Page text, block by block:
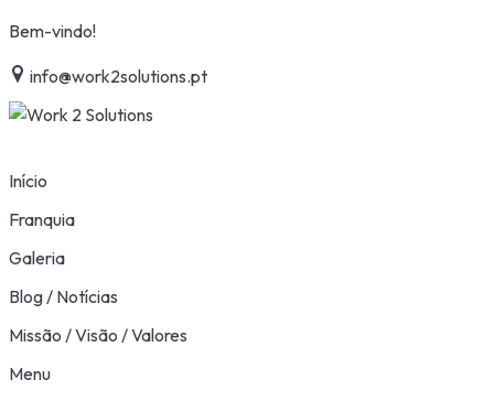
Skip
content
Bem-vindo!
info@work2solutions.pt
Início
Franquia
Galeria
Blog / Notícias
Missão / Visão / Valores
Menu